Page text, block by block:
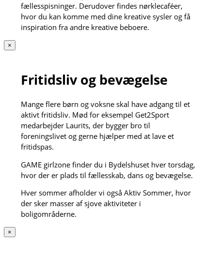
fællesspisninger. Derudover findes nørklecaféer,
hvor du kan komme med dine kreative sysler og få
inspiration fra andre kreative beboere.
×
Fritidsliv og bevægelse
Mange flere børn og voksne skal have adgang til et
aktivt fritidsliv. Mød for eksempel Get2Sport
medarbejder Laurits, der bygger bro til
foreningslivet og gerne hjælper med at lave et
fritidspas.
GAME girlzone finder du i Bydelshuset hver torsdag,
hvor der er plads til fællesskab, dans og bevægelse.
Hver sommer afholder vi også Aktiv Sommer, hvor
der sker masser af sjove aktiviteter i
boligområderne.
×